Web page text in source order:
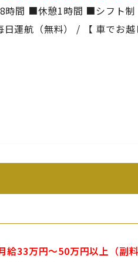
例）09:00～21:00 ■実働8時間 ■休憩1時間 ■シフト制
運航（無料） / 【 車でお
でお越しの場合 】 / あわ神